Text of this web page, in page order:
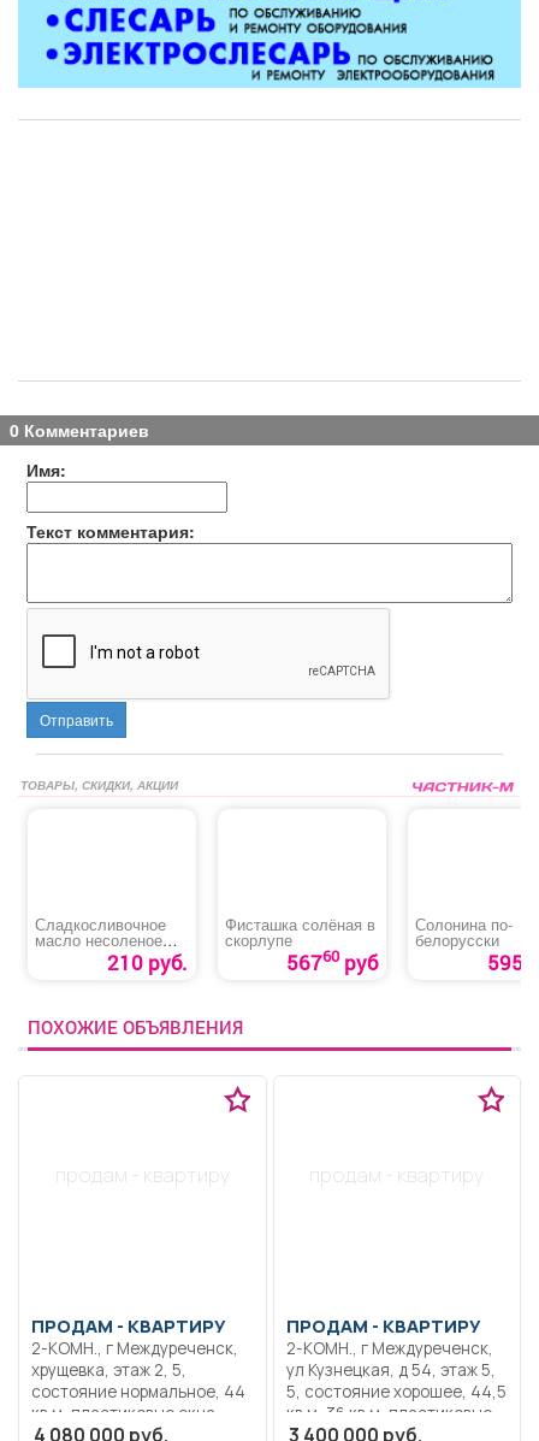
0 Комментариев
Имя:
Текст комментария:
Отправить
ТОВАРЫ, СКИДКИ, АКЦИИ
Сладкосливочное
масло несоленое
Белый замок210 руб.
Фисташка солёная в
скорлупе
56760руб
Солонина по-
белорусски
595
ПОХОЖИЕ ОБЪЯВЛЕНИЯ
продам - квартиру
ПРОДАМ - КВАРТИРУ
2-КОМН., г Междуреченск,
хрущевка, этаж 2, 5,
состояние нормальное, 44
кв.м, пластиковые окна,
застекленный балкон, не
4 080 000 руб.
продам - квартиру
ПРОДАМ - КВАРТИРУ
2-КОМН., г Междуреченск,
ул Кузнецкая, д 54, этаж 5,
5, состояние хорошее, 44,5
кв.м, 36 кв.м, пластиковые
окна, застекленный
3 400 000 руб.